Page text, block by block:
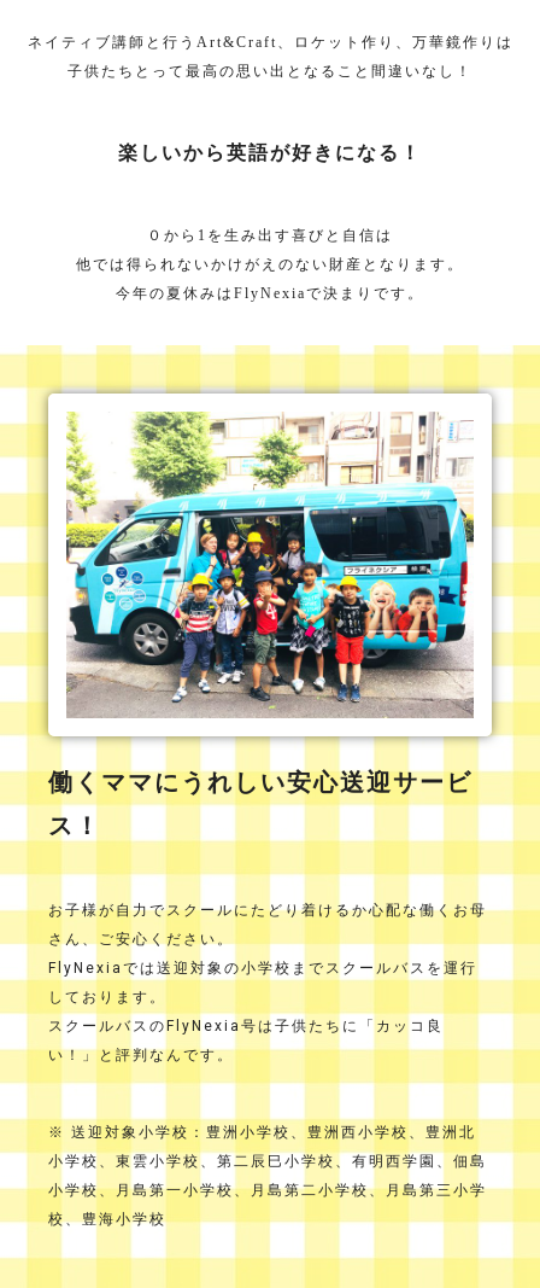
ネイティブ講師と行うArt&Craft、ロケット作り 、万華鏡作りは
子供たちとって最高の思い出となること間違いなし！
楽しいから英語が好きになる！
０から1を生み出す喜びと自信は
他では得られないかけがえのない財産となります。
今年の夏休みはFlyNexiaで決まりです。
働くママにうれしい安心送迎サービ
ス！
お子様が自力でスクールにたどり着けるか心配な働くお母
さん、ご安心ください。
FlyNexiaでは送迎対象の小学校までスクールバスを運行
しております。
スクールバスのFlyNexia号は子供たちに「カッコ良
い！」と評判なんです。
※ 送迎対象小学校：豊洲小学校、豊洲西小学校、豊洲北
小学校、東雲小学校、第二辰巳小学校、有明西学園、佃島
小学校、月島第一小学校、月島第二小学校、月島第三小学
校、豊海小学校